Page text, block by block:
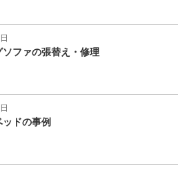
ソファの張替え・修理
ドの事例